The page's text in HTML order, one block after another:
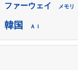
ファーウェイ メモリ
韓国 ＡＩ